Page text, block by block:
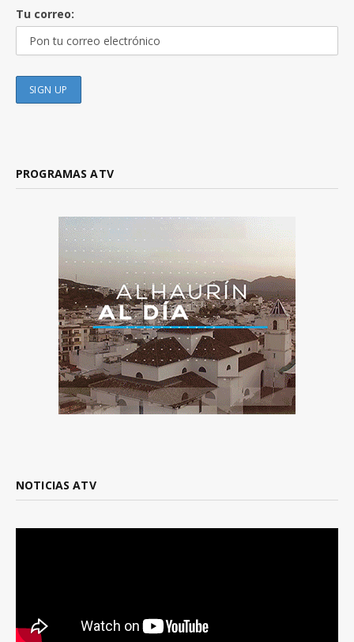
Tu correo:
PROGRAMAS ATV
NOTICIAS ATV